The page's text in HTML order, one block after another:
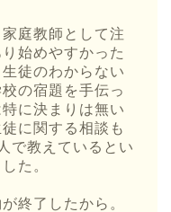
庭教師として注
始めやすかった
徒のわからない
の宿題を手伝っ
に決まりは無い
に関する相談も
で教えているとい
た。
終了したから。